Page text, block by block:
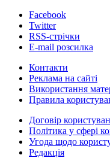
Facebook
Twitter
RSS-стрічки
E-mail розсилка
Контакти
Реклама на сайті
Використання
Правила
Договір
Політика у сфері
Угода щодо
Редакція